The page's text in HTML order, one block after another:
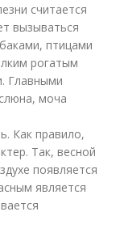
считается
вызываться
птицами
рогатым
Главными
моча
Как правило,
Так, весной
появляется
является